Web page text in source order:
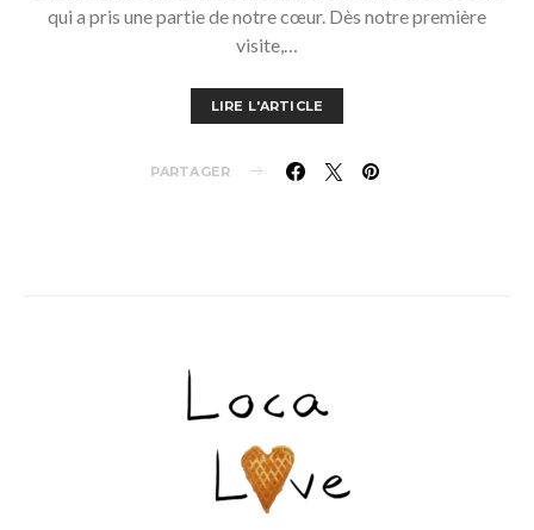
qui a pris une partie de notre cœur. Dès notre première
visite,…
LIRE L'ARTICLE
PARTAGER